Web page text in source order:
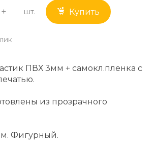
+ шт. Купить
ПВХ 3мм + самокл.пленка с
из прозрачного
Фигурный.